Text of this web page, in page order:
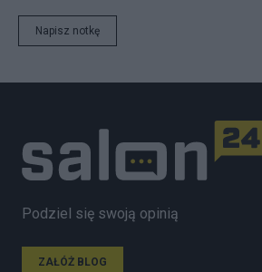
Napisz notkę
Podziel się swoją opinią
ZAŁÓŻ BLOG